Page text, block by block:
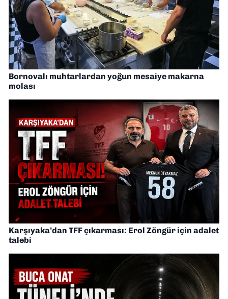
Bornovalı muhtarlardan yoğun mesaiye makarna
molası
Karşıyaka’dan TFF çıkarması: Erol Zöngür için adalet
talebi